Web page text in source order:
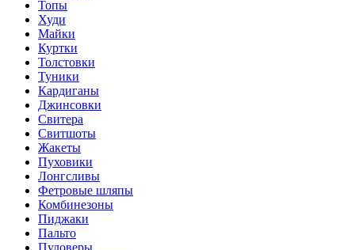
Топы
Худи
Майки
Куртки
Толстовки
Туники
Кардиганы
Джинсовки
Свитера
Свитшоты
Жакеты
Пуховики
Лонгсливы
Фетровые шляпы
Комбинезоны
Пиджаки
Пальто
Пуловеры